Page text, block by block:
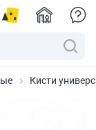
Кисти